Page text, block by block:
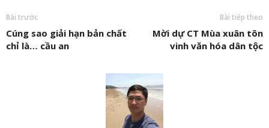
Bài trước
Cúng sao giải hạn bản chất
chỉ là… cầu an
Bài tiếp theo
Mời dự CT Mùa xuân tôn
vinh văn hóa dân tộc